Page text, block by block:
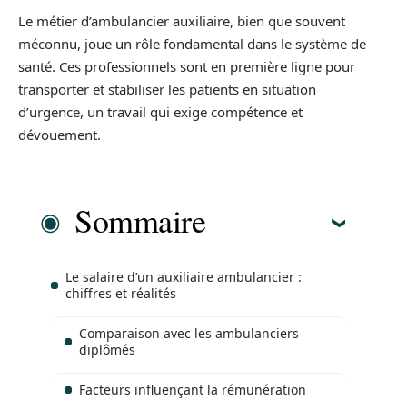
Le métier d’ambulancier auxiliaire, bien que souvent
méconnu, joue un rôle fondamental dans le système de
santé. Ces professionnels sont en première ligne pour
transporter et stabiliser les patients en situation
d’urgence, un travail qui exige compétence et
dévouement.
Sommaire
Le salaire d’un auxiliaire ambulancier :
chiffres et réalités
Comparaison avec les ambulanciers
diplômés
Facteurs influençant la rémunération